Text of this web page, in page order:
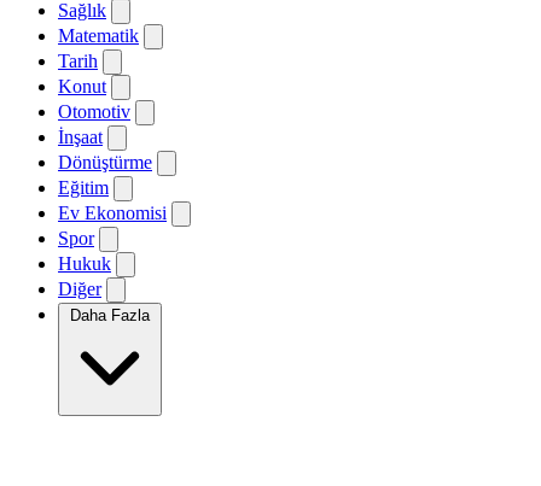
Sağlık
Matematik
Tarih
Konut
Otomotiv
İnşaat
Dönüştürme
Eğitim
Ev Ekonomisi
Spor
Hukuk
Diğer
Daha Fazla